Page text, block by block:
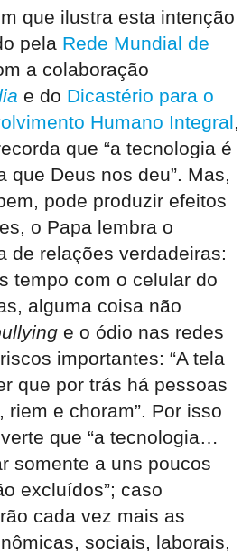
que ilustra esta intenção
pela Rede Mundial de
a colaboração
e do Dicastério para o
Humano Integral,
que “a tecnologia é
que Deus nos deu”. Mas,
pode produzir efeitos
o Papa lembra o
de relações verdadeiras:
tempo com o celular do
alguma coisa não
e o ódio nas redes
importantes: “A tela
que por trás há pessoas
riem e choram”. Por isso
que “a tecnologia…
somente a uns poucos
excluídos”; caso
cada vez mais as
sociais, laborais,